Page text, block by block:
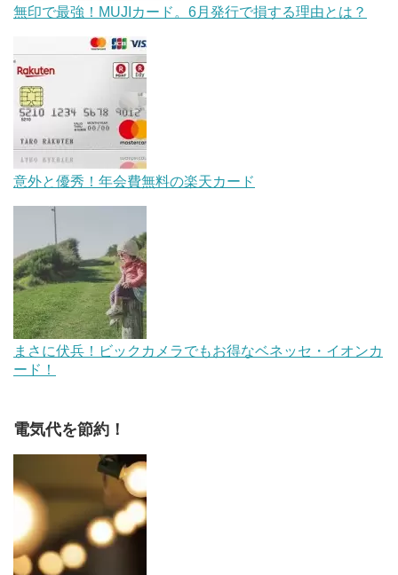
無印で最強！MUJIカード。6月発行で損する理由とは？
意外と優秀！年会費無料の楽天カード
まさに伏兵！ビックカメラでもお得なベネッセ・イオンカ
ード！
電気代を節約！